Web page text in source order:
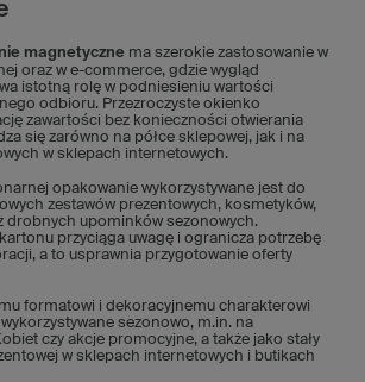
magnetyczne ma szerokie zastosowanie w
oraz w e-commerce, gdzie wygląd
istotną rolę w podniesieniu wartości
odbioru. Przezroczyste okienko
zawartości bez konieczności otwierania
się zarówno na półce sklepowej, jak i na
w sklepach internetowych.
opakowanie wykorzystywane jest do
zestawów prezentowych, kosmetyków,
drobnych upominków sezonowych.
przyciąga uwagę i ogranicza potrzebę
a to usprawnia przygotowanie oferty
formatowi i dekoracyjnemu charakterowi
sezonowo, m.in. na
czy akcje promocyjne, a także jako stały
w sklepach internetowych i butikach